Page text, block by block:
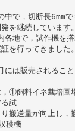
で，切断長6mm
を継続しています。
各地で，試作機を
を行ってきました
には販売されるこ
①飼料イネ栽培圃
る試
搬送量が向上し，
穫機